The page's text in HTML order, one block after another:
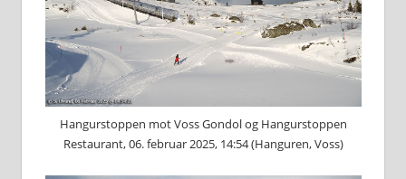
Hangurstoppen mot Voss Gondol og Hangurstoppen
Restaurant, 06. februar 2025, 14:54 (Hanguren, Voss)